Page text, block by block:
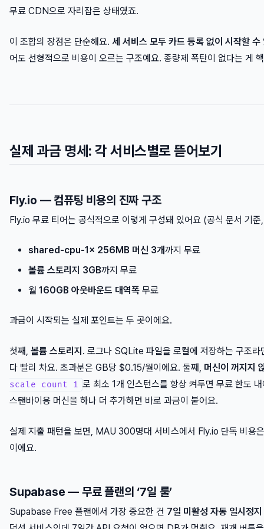
무료 CDN으로 자리잡은 상태였죠.
이 조합의 장점은 단순해요. 세 서비스 모두 카드 등록 없이 시작할 수
어도 선형적으로 비용이 오르는 구조예요. 종량제 폭탄이 없다는 게
실제 과금 명세: 각 서비스별로 뜯어보기
Fly.io — 컴퓨팅 비용의 진짜 구조
Fly.io 무료 티어는 공식적으로 이렇게 구성돼 있어요 (공식 문서 기
shared-cpu-1x 256MB 머신 3개까지 무료
볼륨 스토리지 3GB까지 무료
월 160GB 아웃바운드 대역폭 무료
과금이 시작되는 실제 포인트는 두 곳이에요.
첫째, 볼륨 스토리지 . 로그나 SQLite 파일을 로컬에 저장하는 구조
다 빨리 차요. 초과분은 GB당 $0.15/월이에요. 둘째, 머신이 꺼지지
scale count 1 로 최소 1개 인스턴스를 항상 켜두면 무료 한도
스탠바이용 머신을 하나 더 추가하면 바로 과금이 붙어요.
실제 지출 패턴을 보면, MAU 300명대 서비스에서 Fly.io 단독 비용
이에요.
Supabase — 무료 플랜의 ‘7일 룰’
Supabase Free 플랜에서 가장 중요한 건 7일 미활성 자동 일시정지